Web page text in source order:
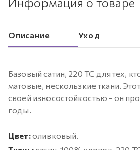
Описание Уход
Базовый сатин, 220 ТС для тех,
матовые, нескользкие ткани.
своей износостойкостью - он
годы.
Цвет:оливковый.